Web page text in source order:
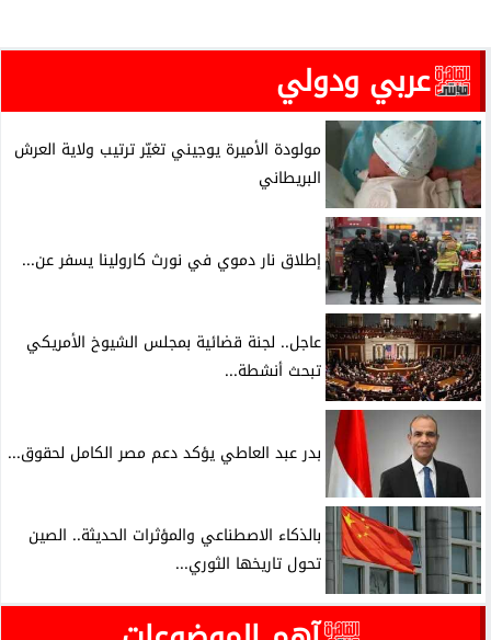
عربي ودولي
مولودة الأميرة يوجيني تغيّر ترتيب ولاية العرش
البريطاني
إطلاق نار دموي في نورث كارولينا يسفر عن...
عاجل.. لجنة قضائية بمجلس الشيوخ الأمريكي
تبحث أنشطة...
بدر عبد العاطي يؤكد دعم مصر الكامل لحقوق...
بالذكاء الاصطناعي والمؤثرات الحديثة.. الصين
تحول تاريخها الثوري...